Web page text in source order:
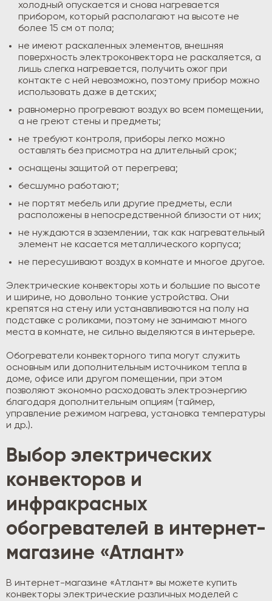
холодный опускается и снова нагревается
прибором, который располагают на высоте не
более 15 см от пола;
не имеют раскаленных элементов, внешняя
поверхность электроконвектора не раскаляется, а
лишь слегка нагревается, получить ожог при
контакте с ней невозможно, поэтому прибор можно
использовать даже в детских;
равномерно прогревают воздух во всем помещении,
а не греют стены и предметы;
не требуют контроля, приборы легко можно
оставлять без присмотра на длительный срок;
оснащены защитой от перегрева;
бесшумно работают;
не портят мебель или другие предметы, если
расположены в непосредственной близости от них;
не нуждаются в заземлении, так как нагревательный
элемент не касается металлического корпуса;
не пересушивают воздух в комнате и многое другое.
Электрические конвекторы хоть и большие по высоте
и ширине, но довольно тонкие устройства. Они
крепятся на стену или устанавливаются на полу на
подставке с роликами, поэтому не занимают много
места в комнате, не сильно выделяются в интерьере.
Обогреватели конвекторного типа могут служить
основным или дополнительным источником тепла в
доме, офисе или другом помещении, при этом
позволяют экономно расходовать электроэнергию
благодаря дополнительным опциям (таймер,
управление режимом нагрева, установка температуры
и др.).
Выбор электрических
конвекторов и
инфракрасных
обогревателей в интернет-
магазине «Атлант»
В интернет-магазине «Атлант» вы можете купить
конвекторы электрические различных моделей с